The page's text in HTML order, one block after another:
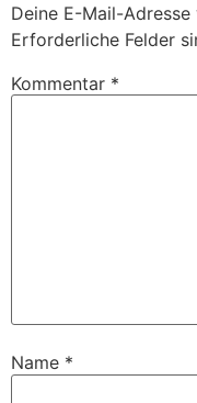
Deine E-Mail-
Erforderliche Felder
Kommentar *
Name *